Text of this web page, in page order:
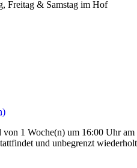
Freitag & Samstag im Hof
von 1 Woche(n) um 16:00 Uhr am
und unbegrenzt wiederholt